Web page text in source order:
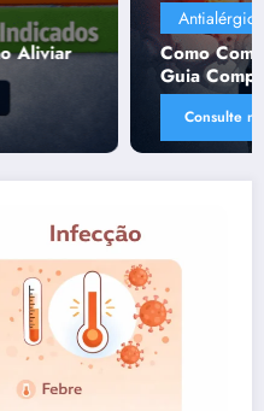
dores lombalgia
Costas (Lombalgia):